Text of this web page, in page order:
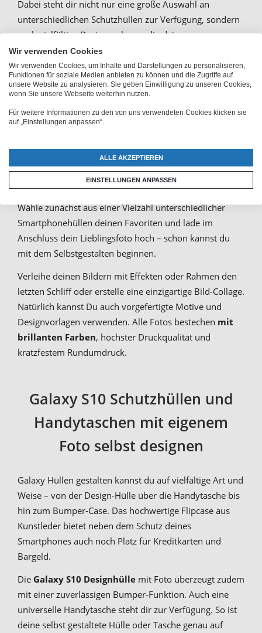
Dabei steht dir nicht nur eine große Auswahl an
unterschiedlichen Schutzhüllen zur Verfügung, sondern
auch vielfältige Designvorlagen, die deine
selbstgestaltete Handyhülle zum Unikat machen.
Personalisierte Galaxy S10
Smartphonehülle mit eigenem
Samsung Galaxy S10 Hülle selbst gestalten
schnell und einfach und funktioniert direkt im Browser.
Wähle zunächst aus einer Vielzahl unterschiedlicher
Smartphonehüllen deinen Favoriten und lade im
Anschluss dein Lieblingsfoto hoch – schon kannst du
mit dem Selbstgestalten beginnen.
Verleihe deinen Bildern mit Effekten oder Rahmen den
letzten Schliff oder erstelle eine einzigartige Bild-Collage.
Natürlich kannst Du auch vorgefertigte Motive und
Designvorlagen verwenden. Alle Fotos bestechen mit
brillanten Farben, höchster Druckqualität und
kratzfestem Rundumdruck.
Galaxy S10 Schutzhüllen und
Handytaschen mit eigenem
Foto selbst designen
Galaxy Hüllen gestalten kannst du auf vielfältige Art und
Weise – von der Design-Hülle über die Handytasche bis
hin zum Bumper-Case. Das hochwertige Flipcase aus
Kunstleder bietet neben dem Schutz deines
Smartphones auch noch Platz für Kreditkarten und
Bargeld.
Die Galaxy S10 Designhülle mit Foto überzeugt zudem
mit einer zuverlässigen Bumper-Funktion. Auch eine
universelle Handytasche steht dir zur Verfügung. So ist
deine selbst gestaltete Hülle oder Tasche genau auf
Wir verwenden Cookies
Wir verwenden Cookies, um Inhalte und Darstellungen zu personalisieren,
Funktionen für soziale Medien anbieten zu können und die Zugriffe auf
unsere Website zu analysieren. Sie geben Einwilligung zu unseren Cookies,
wenn Sie unsere Webseite weiterhin nutzen.
Für weitere Informationen zu den von uns verwendeten Cookies klicken sie
auf „Einstellungen anpassen“.
ALLE AKZEPTIEREN
EINSTELLUNGEN ANPASSEN